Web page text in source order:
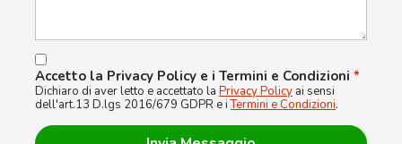
Accetto la Privacy Policy e i Termini e Condizioni *
Dichiaro di aver letto e accettato la Privacy Policy ai sensi
dell'art.13 D.lgs 2016/679 GDPR e iTermini e Condizioni.